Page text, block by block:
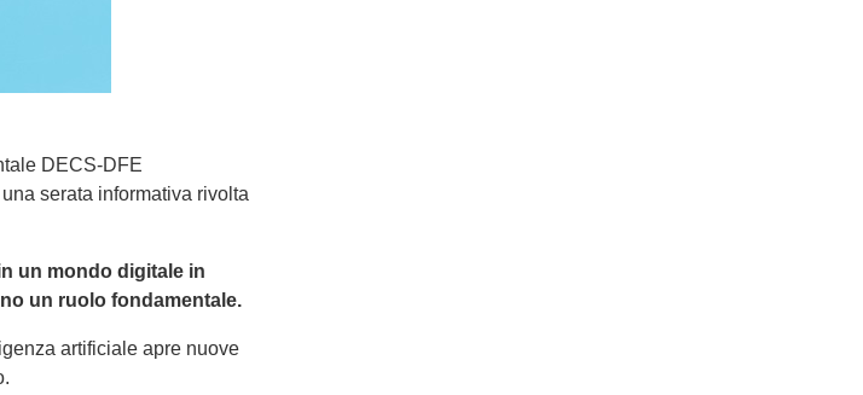
DECS-DFE
serata informativa rivolta
un mondo digitale in
un ruolo fondamentale.
artificiale apre nuove